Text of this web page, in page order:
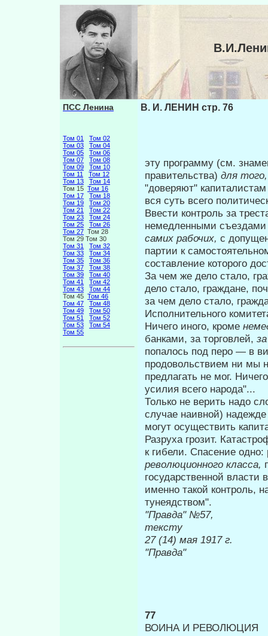
ПСС Ленина
Том 01
Том 02
Том 03
Том 04
Том 05
Том 06
Том 07
Том 08
Том 09
Том 10
Том 11
Том 12
Том 13
Том 14
Том 15 Том 16
Том 17
Том 18
Том 19
Том 20
Том 21
Том 22
Том 23
Том 24
Том 25
Том 26
Том 27 Том 28
Том 29 Том 30
Том 31
Том 32
Том 33
Том 34
Том 35
Том 36
Том 37
Том 38
Том 39
Том 40
Том 41
Том 42
Том 43
Том 44
Том 45 Том 46
Том 47
Том 48
Том 49
Том 50
Том 51
Том 52
Том 53
Том 54
Том 55
В. И. ЛЕНИН стр. 76
эту программу (см.
правительства) для
"доверяют"
вся суть всего
Ввести контроль за
немедленными съездами
самих рабочих, с
партии к
составление которого
За чем же дело стало,
дело стало, граждане,
за чем дело стало,
Исполнительного
Ничего иного, кроме
банка­ми, за торговлей,
попалось под перо — в
продовольствием ни мы
предлагать не мог.
усилия всего народа"...
Только не верить надо
случае наивной)
могут осущест­вить
Разруха грозит.
к ги­бели. Спасение
революцион­ного класса,
государственной власти
именно такой контроль,
тунеядством".
"Правда"
тексту
27 (14)
"Правда"
77
ВОИНА И РЕВОЛЮЦИЯ